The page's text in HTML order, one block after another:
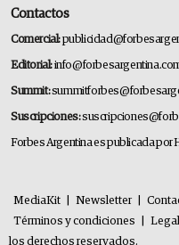
Contactos
Comercial:
Editorial:
Summit:
Suscripciones:
Forbes Argentina es publicada por
MediaKit Newsletter
Términos y condiciones
los derechos reservados.